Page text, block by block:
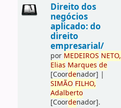
Direito dos
negócios
aplicado: do
direito
empresarial/
por MEDEIROS NETO,
Elias Marques de
[Coordenador] |
SIMÃO FILHO,
Adalberto
[Coordenador].